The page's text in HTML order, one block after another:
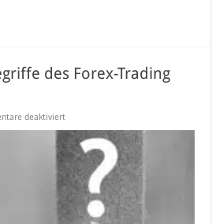
des Forex-Trading
deaktiviertfür
gängigsten
Begriffe
des
Trading
erklärt